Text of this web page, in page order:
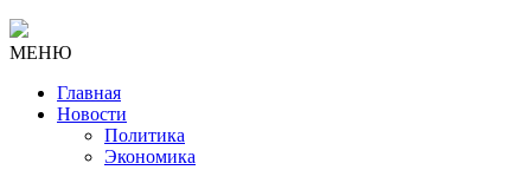
МЕНЮ
Главная
Новости
Политика
Экономика